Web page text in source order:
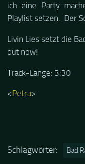
ich eine Party
Playlist setzen. Der
Livin Lies setzt die
out now!
Track-Länge: 3:30
<Petra>
Schlagwörter: Bad